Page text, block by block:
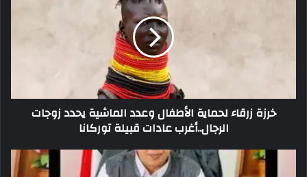
خرزة زرقاء لحماية الأطفال وعدد الماشية يحدد زوجات
الرجال..أغرب عادات قبيلة توركانا